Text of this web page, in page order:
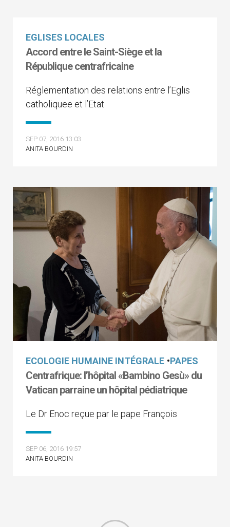
EGLISES LOCALES
Accord entre le Saint-Siège et la
République centrafricaine
Réglementation des relations entre l’Eglis
catholiquee et l’Etat
SEP 07, 2016 13:03
ANITA BOURDIN
ECOLOGIE HUMAINE INTÉGRALE •PAPES
Centrafrique: l’hôpital «Bambino Gesù» du
Vatican parraine un hôpital pédiatrique
Le Dr Enoc reçue par le pape François
SEP 06, 2016 19:57
ANITA BOURDIN